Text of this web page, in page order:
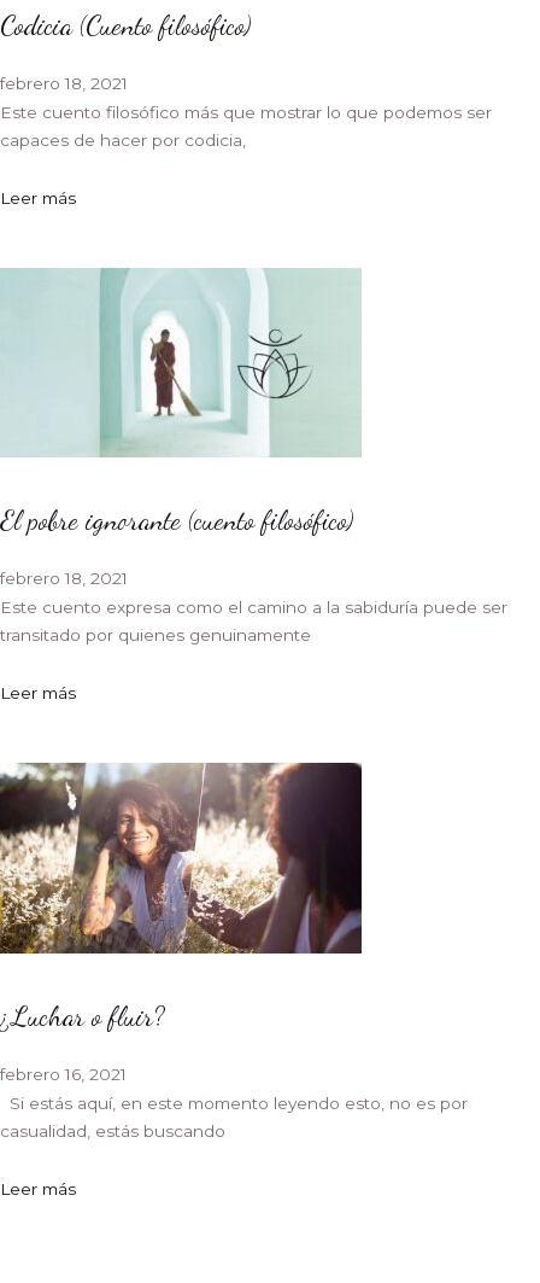
Codicia (Cuento filosófico)
febrero 18, 2021
Este cuento filosófico más que mostrar lo que podemos ser
capaces de hacer por codicia,
Leer más
El pobre ignorante (cuento filosófico)
febrero 18, 2021
Este cuento expresa como el camino a la sabiduría puede ser
transitado por quienes genuinamente
Leer más
¿Luchar o fluir?
febrero 16, 2021
Si estás aquí, en este momento leyendo esto, no es por
casualidad, estás buscando
Leer más